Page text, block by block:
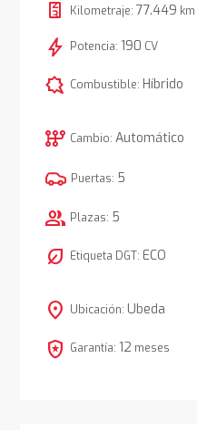
Kilometraje: 77.449 km
bolt Potencia: 190 CV
comic_bubble Combustible: Híbrido
auto_transmission Cambio: Automático
Puertas: 5
group Plazas: 5
nest_eco_leaf Etiqueta DGT: ECO
location_on Ubicación: Ubeda
local_police Garantía: 12 meses